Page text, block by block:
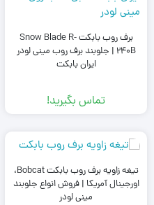
برف روب بابکت Snow Blade R-
240B | جلوبند برف روب مینی لودر
ایران بابکت
تماس بگیرید!
تیغه زاویه برف روب بابکت Bobcat،
اورجینال آمریکا | فروش انواع جلوبند
مینی لودر